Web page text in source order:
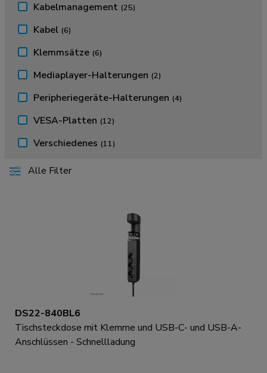
Kabelmanagement (25)
Kabel (6)
Klemmsätze (6)
Mediaplayer-Halterungen (2)
Peripheriegeräte-Halterungen (4)
VESA-Platten (12)
Verschiedenes (11)
Alle Filter
DS22-840BL6
Tischsteckdose mit Klemme und USB-C- und USB-A-
Anschlüssen - Schnellladung